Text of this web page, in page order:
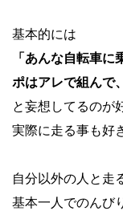
基本的には
「あんな自転車
ポはアレで組んで
と妄想してるのが
実際に走る事も好
自分以外の人と走
基本一人でのんび